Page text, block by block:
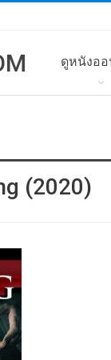
ดูหนังอ
(2020)